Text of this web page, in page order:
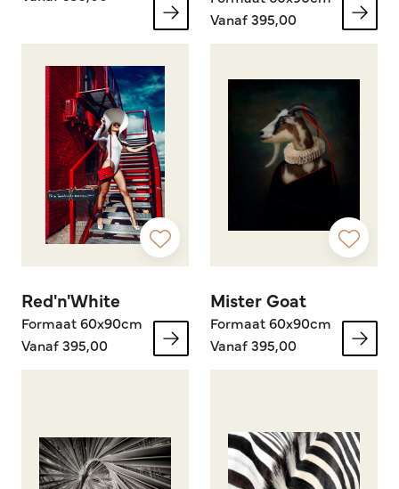
Vanaf 395,00
Red'n'White
Formaat 60x90cm
Vanaf 395,00
Mister Goat
Formaat 60x90cm
Vanaf 395,00